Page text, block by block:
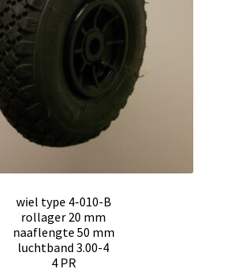
wiel type 4-010-B
rollager 20 mm
naaflengte 50 mm
luchtband 3.00-4
4 PR